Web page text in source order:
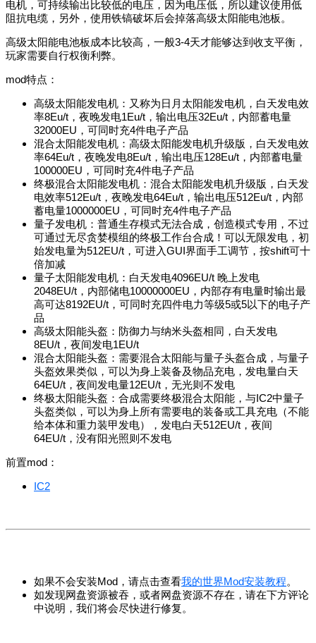
电机，可持续输出比较低的电压，因为电压低，所以建议使用低
阻抗电缆，另外，使用铁镐破坏后会掉落高级太阳能电池板。
高级太阳能电池板成本比较高，一般3-4天才能够达到收支平衡，
玩家需要自行权衡利弊。
mod特点：
高级太阳能发电机：又称为日月太阳能发电机，白天发电效
率8Eu/t，夜晚发电1Eu/t，输出电压32Eu/t，内部蓄电量
32000EU，可同时充4件电子产品
混合太阳能发电机：高级太阳能发电机升级版，白天发电效
率64Eu/t，夜晚发电8Eu/t，输出电压128Eu/t，内部蓄电量
100000EU，可同时充4件电子产品
终极混合太阳能发电机：混合太阳能发电机升级版，白天发
电效率512Eu/t，夜晚发电64Eu/t，输出电压512Eu/t，内部
蓄电量1000000EU，可同时充4件电子产品
量子发电机：普通生存模式无法合成，创造模式专用，不过
可通过无尽贪婪模组的终极工作台合成！可以无限发电，初
始发电量为512EU/t，可进入GUI界面手工调节，按shift可十
倍加减
量子太阳能发电机：白天发电4096EU/t 晚上发电
2048EU/t，内部储电10000000EU，内部存有电量时输出最
高可达8192EU/t，可同时充四件电力等级5或5以下的电子产
品
高级太阳能头盔：防御力与纳米头盔相同，白天发电
8EU/t，夜间发电1EU/t
混合太阳能头盔：需要混合太阳能与量子头盔合成，与量子
头盔效果类似，可以为身上装备及物品充电，发电量白天
64EU/t，夜间发电量12EU/t，无光则不发电
终极太阳能头盔：合成需要终极混合太阳能，与IC2中量子
头盔类似，可以为身上所有需要电的装备或工具充电（不能
给本体和重力装甲发电），发电白天512EU/t，夜间
64EU/t，没有阳光照则不发电
前置mod：
IC2
如果不会安装Mod，请点击查看我的世界Mod安装教程。
如发现网盘资源被吞，或者网盘资源不存在，请在下方评论
中说明，我们将会尽快进行修复。